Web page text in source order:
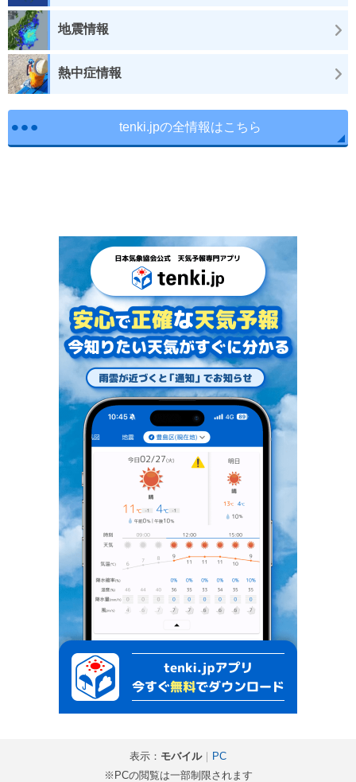
地震情報
熱中症情報
tenki.jpの全情報はこちら
表示： モバイル｜
PC
※PCの閲覧は一部制限されます